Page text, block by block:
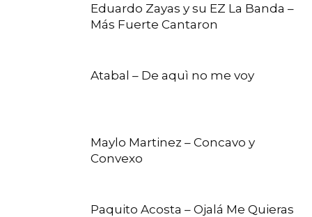
Eduardo Zayas y su EZ La Banda –
Más Fuerte Cantaron
Atabal – De aquì no me voy
Maylo Martinez – Concavo y
Convexo
Paquito Acosta – Ojalá Me Quieras